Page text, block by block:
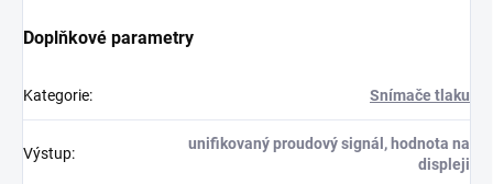
Doplňkové parametry
Kategorie: Snímače tlaku
Výstup:
unifikovaný proudový signál, hodnota na
displeji